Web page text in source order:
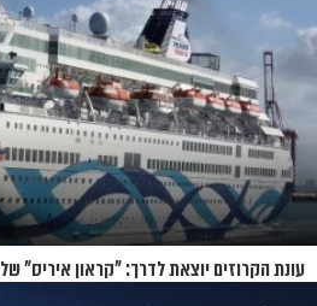
עונת הקרוזים יוצאת לדרך: "קראון איריס"